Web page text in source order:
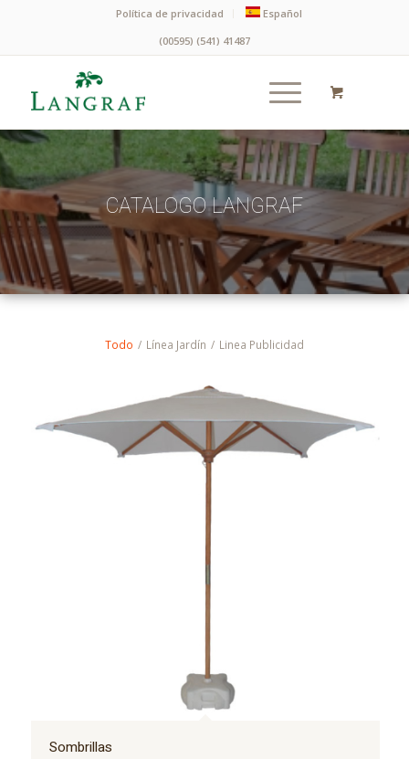
Política de privacidad
Español
(00595) (541) 41487
CATALOGO LANGRAF
Todo / Línea Jardín / Linea Publicidad
Sombrillas